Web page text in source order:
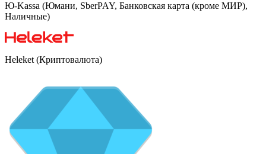
Ю-Kassa (Юмани, SberPAY, Банковская карта (кроме МИР),
Наличные)
Heleket (Криптовалюта)